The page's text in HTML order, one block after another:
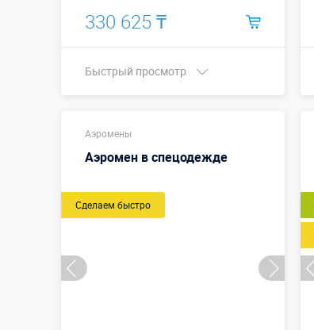
330 625 ₸
Быстрый просмотр
Аэромены
Аэромен в спецодежде
Сделаем быстро